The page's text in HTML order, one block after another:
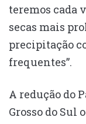
teremos cada
secas mais
precipitação
frequentes”.
A redução do
Grosso do Sul